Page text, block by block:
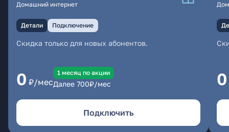
Домашний интернет
Детали Подключение
Скидка только для новых абонентов.
0 ₽/мес
1 месяц по акции
Далее 700₽/мес
Подключить
0